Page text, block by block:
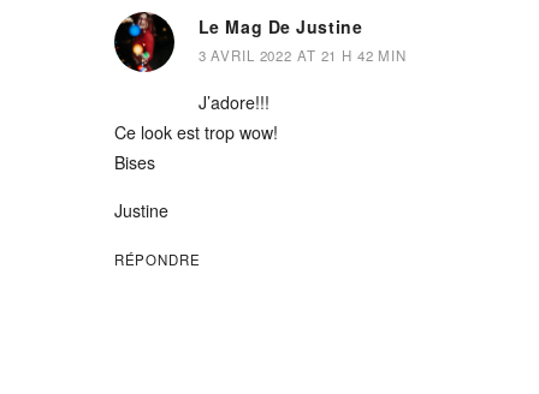
Le Mag De Justine
3 AVRIL 2022 AT 21 H 42 MIN
J’adore!!!
Ce look est trop wow!
Bises
Justine
RÉPONDRE